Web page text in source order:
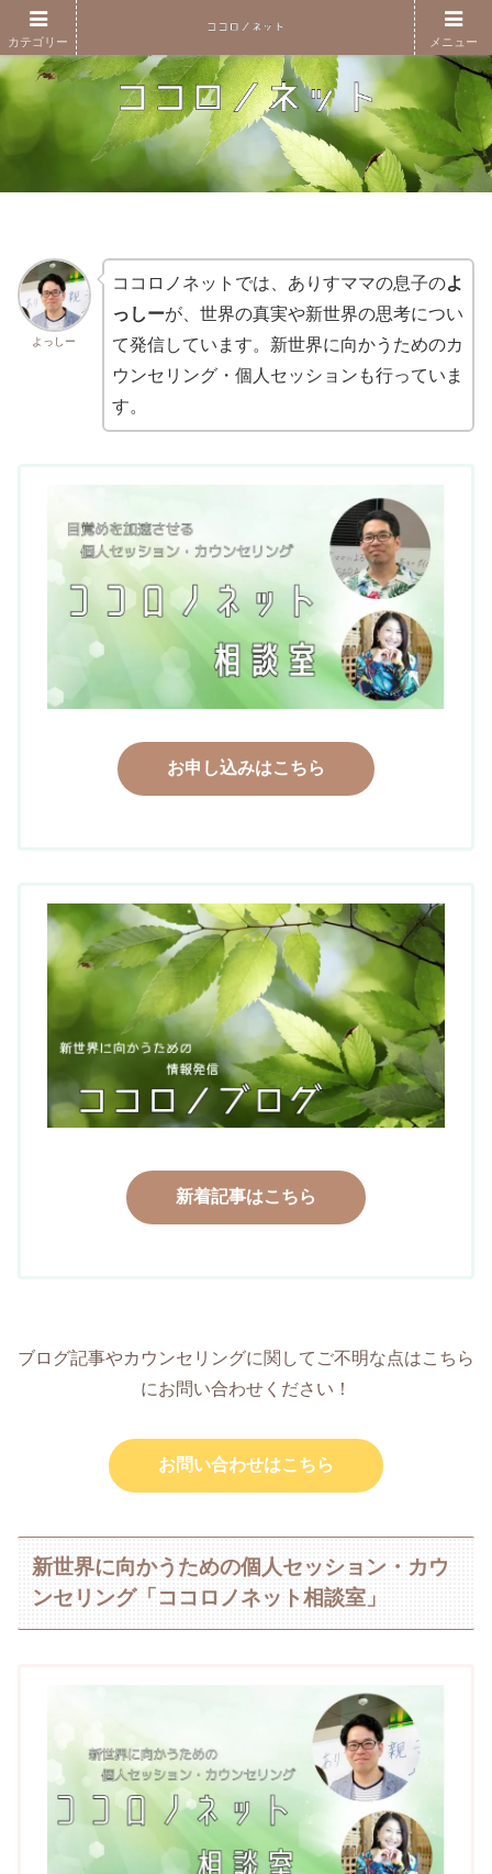
よっしー
ココロノネットでは、ありすママの息子のよ
っしーが、世界の真実や新世界の思考につい
て発信しています。新世界に向かうためのカ
ウンセリング・個人セッションも行っていま
す。
お申し込みはこちら
新着記事はこちら
ブログ記事やカウンセリングに関してご不明な点はこちら
にお問い合わせください！
お問い合わせはこちら
新世界に向かうための個人セッション・カウ
ンセリング「ココロノネット相談室」
カテゴリー メニュー